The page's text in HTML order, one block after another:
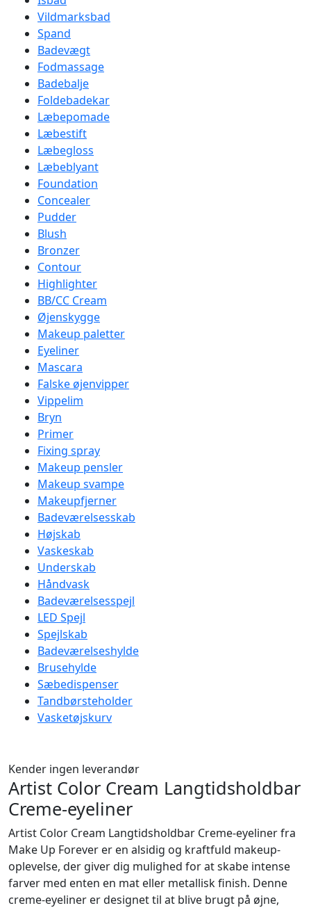
Vildmarksbad
Spand
Badevægt
Fodmassage
Badebalje
Foldebadekar
Læbepomade
Læbestift
Læbegloss
Læbeblyant
Foundation
Concealer
Pudder
Blush
Bronzer
Contour
Highlighter
BB/CC Cream
Øjenskygge
Makeup paletter
Eyeliner
Mascara
Falske øjenvipper
Vippelim
Bryn
Primer
Fixing spray
Makeup pensler
Makeup svampe
Makeupfjerner
Badeværelsesskab
Højskab
Vaskeskab
Underskab
Håndvask
Badeværelsesspejl
LED Spejl
Spejlskab
Badeværelseshylde
Brusehylde
Sæbedispenser
Tandbørsteholder
Vasketøjskurv
Kender ingen leverandør
Artist Color Cream Langtidsholdbar
Creme-eyeliner
Artist Color Cream Langtidsholdbar Creme-eyeliner fra
Make Up Forever er en alsidig og kraftfuld makeup-
oplevelse, der giver dig mulighed for at skabe intense
farver med enten en mat eller metallisk finish. Denne
creme-eyeliner er designet til at blive brugt på øjne,